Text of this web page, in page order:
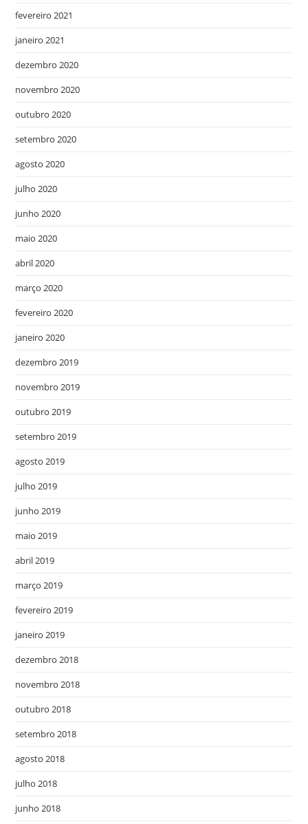
fevereiro 2021
janeiro 2021
dezembro 2020
novembro 2020
outubro 2020
setembro 2020
agosto 2020
julho 2020
junho 2020
maio 2020
abril 2020
março 2020
fevereiro 2020
janeiro 2020
dezembro 2019
novembro 2019
outubro 2019
setembro 2019
agosto 2019
julho 2019
junho 2019
maio 2019
abril 2019
março 2019
fevereiro 2019
janeiro 2019
dezembro 2018
novembro 2018
outubro 2018
setembro 2018
agosto 2018
julho 2018
junho 2018